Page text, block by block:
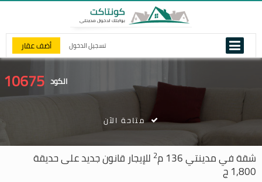
تسجيل الدخول أضف عقار
الكود 10675
شقة فيمدينتي 2 للإيجار قانون جديد على حديقة
1,800 ج
متاحة الآن